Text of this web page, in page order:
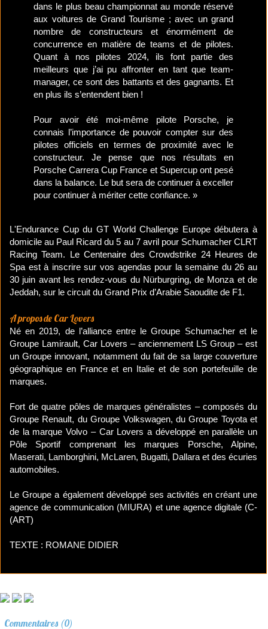
dans le plus beau championnat au monde réservé
aux voitures de Grand Tourisme ; avec un grand
nombre de constructeurs et énormément de
concurrence en matière de teams et de pilotes.
Quant à nos pilotes 2024, ils font partie des
meilleurs que j’ai pu affronter en tant que team-
manager, ce sont des battants et des gagnants. Et
en plus ils s’entendent bien !
Pour avoir été moi-même pilote Porsche, je
connais l’importance de pouvoir compter sur des
pilotes officiels en termes de proximité avec le
constructeur. Je pense que nos résultats en
Porsche Carrera Cup France et Supercup ont pesé
dans la balance. Le but sera de continuer à exceller
pour continuer à mériter cette confiance. »
L'Endurance Cup du GT World Challenge Europe débutera à
domicile au Paul Ricard du 5 au 7 avril pour Schumacher CLRT
Racing Team. Le Centenaire des Crowdstrike 24 Heures de
Spa est à inscrire sur vos agendas pour la semaine du 26 au
30 juin avant les rendez-vous du Nürburgring, de Monza et de
Jeddah, sur le circuit du Grand Prix d’Arabie Saoudite de F1.
​A propos de Car Lovers
Né en 2019, de l’alliance entre le Groupe Schumacher et le
Groupe Lamirault, Car Lovers – anciennement LS Group – est
un Groupe innovant, notamment du fait de sa large couverture
géographique en France et en Italie et de son portefeuille de
marques.
Fort de quatre pôles de marques généralistes – composés du
Groupe Renault, du Groupe Volkswagen, du Groupe Toyota et
de la marque Volvo – Car Lovers a développé en parallèle un
Pôle Sportif comprenant les marques Porsche, Alpine,
Maserati, Lamborghini, McLaren, Bugatti, Dallara et des écuries
automobiles.
Le Groupe a également développé ses activités en créant une
agence de communication (MIURA) et une agence digitale (C-
(ART)
TEXTE : ROMANE DIDIER
Commentaires (0)